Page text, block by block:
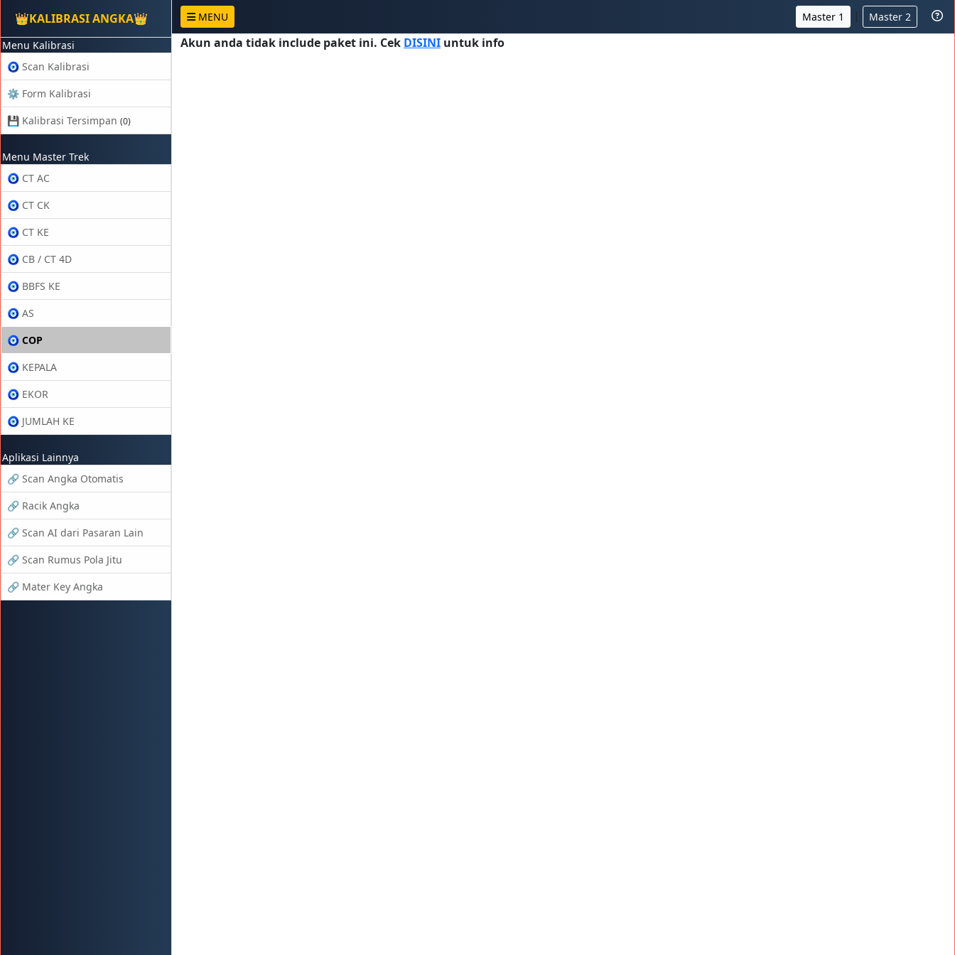
👑KALIBRASI ANGKA👑
Menu Kalibrasi
🧿 Scan Kalibrasi
⚙️ Form Kalibrasi
💾 Kalibrasi Tersimpan (0)
Menu Master Trek
🧿 CT AC
🧿 CT CK
🧿 CT KE
🧿 CB / CT 4D
🧿 BBFS KE
🧿 AS
🧿 COP
🧿 KEPALA
🧿 EKOR
🧿 JUMLAH KE
Aplikasi Lainnya
🔗 Scan Angka Otomatis
🔗 Racik Angka
🔗 Scan AI dari Pasaran Lain
🔗 Scan Rumus Pola Jitu
🔗 Mater Key Angka
MENU Master 1 | Master 2
Akun anda tidak include paket ini. Cek DISINI untuk info